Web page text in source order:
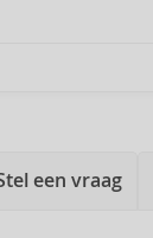
een vraag